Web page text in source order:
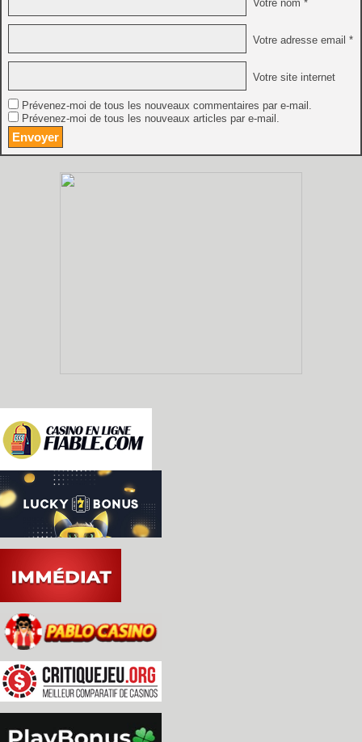
Votre nom *
Votre adresse email *
Votre site internet
Prévenez-moi de tous les nouveaux commentaires par e-mail.
Prévenez-moi de tous les nouveaux articles par e-mail.